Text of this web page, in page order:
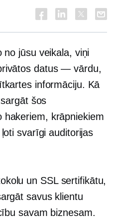
no jūsu veikala, viņi
datus — vārdu,
informāciju. Kā
šos
hakeriem, krāpniekiem
svarīgi auditorijas
un SSL sertifikātu,
savus klientu
savam biznesam.